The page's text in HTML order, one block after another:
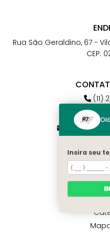
Rua São Geraldino, 67 -
CEP:
(11)
(11)
Insira seu